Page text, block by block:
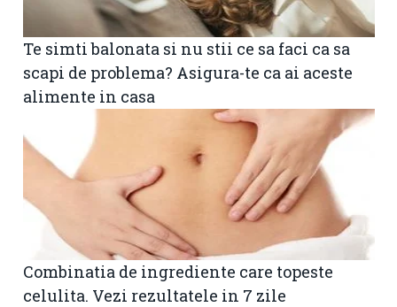
Te simti balonata si nu stii ce sa faci ca sa
scapi de problema? Asigura-te ca ai aceste
alimente in casa
Combinatia de ingrediente care topeste
celulita. Vezi rezultatele in 7 zile